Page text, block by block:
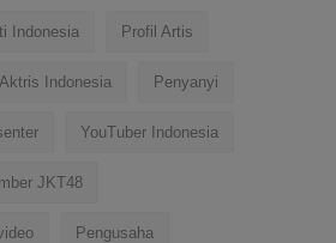
Indonesia Profil Artis
Aktris Indonesia Penyanyi
YouTuber Indonesia
JKT48
Pengusaha